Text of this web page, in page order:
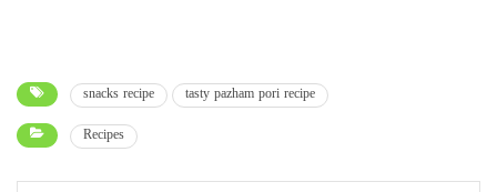
snacks recipe tasty pazham pori recipe
Recipes